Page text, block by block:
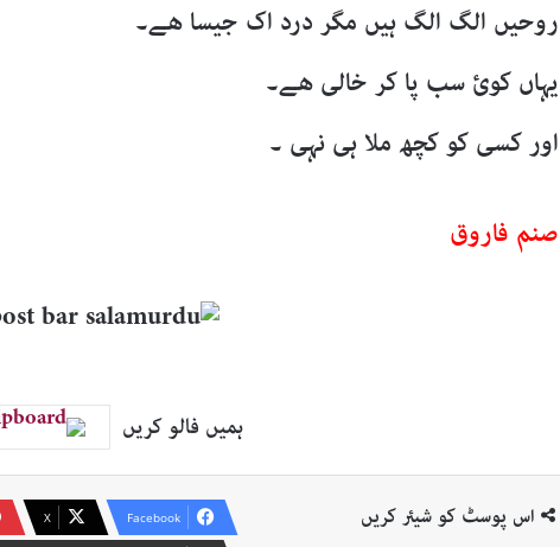
روحیں الگ الگ ہیں مگر درد اک جیسا ھے۔
یہاں کوئ سب پا کر خالی ھے۔
اور کسی کو کچھ ملا ہی نہی ۔
صنم فاروق
ہمیں فالو کریں
اس پوسٹ کو شیئر کریں Facebook
X